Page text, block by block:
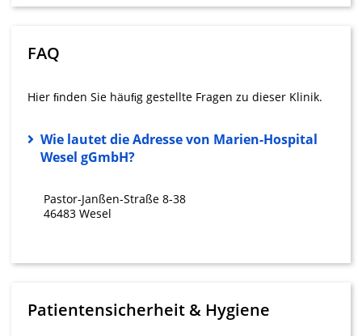
FAQ
Hier ﬁnden Sie häuﬁg gestellte Fragen zu dieser Klinik.
Wie lautet die Adresse von Marien-Hospital
Wesel gGmbH?
Pastor-Janßen-Straße 8-38
46483 Wesel
Patientensicherheit & Hygiene
von Inhalten
personalisierter Inhalte
Messung der Werbeleistung
Messung der Performance von Inhalten
verschiedenen Quellen
Angebote